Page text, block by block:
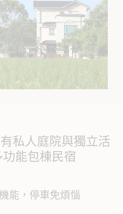
私人庭院與獨立活
能包棟民宿
能，停車免煩惱